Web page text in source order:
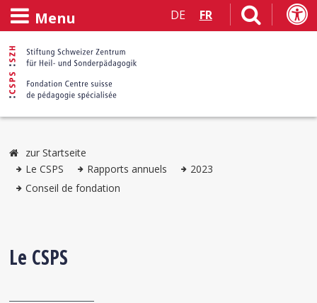
Menu DE FR
zur Startseite
Le CSPS
Rapports annuels
2023
Conseil de fondation
Le CSPS